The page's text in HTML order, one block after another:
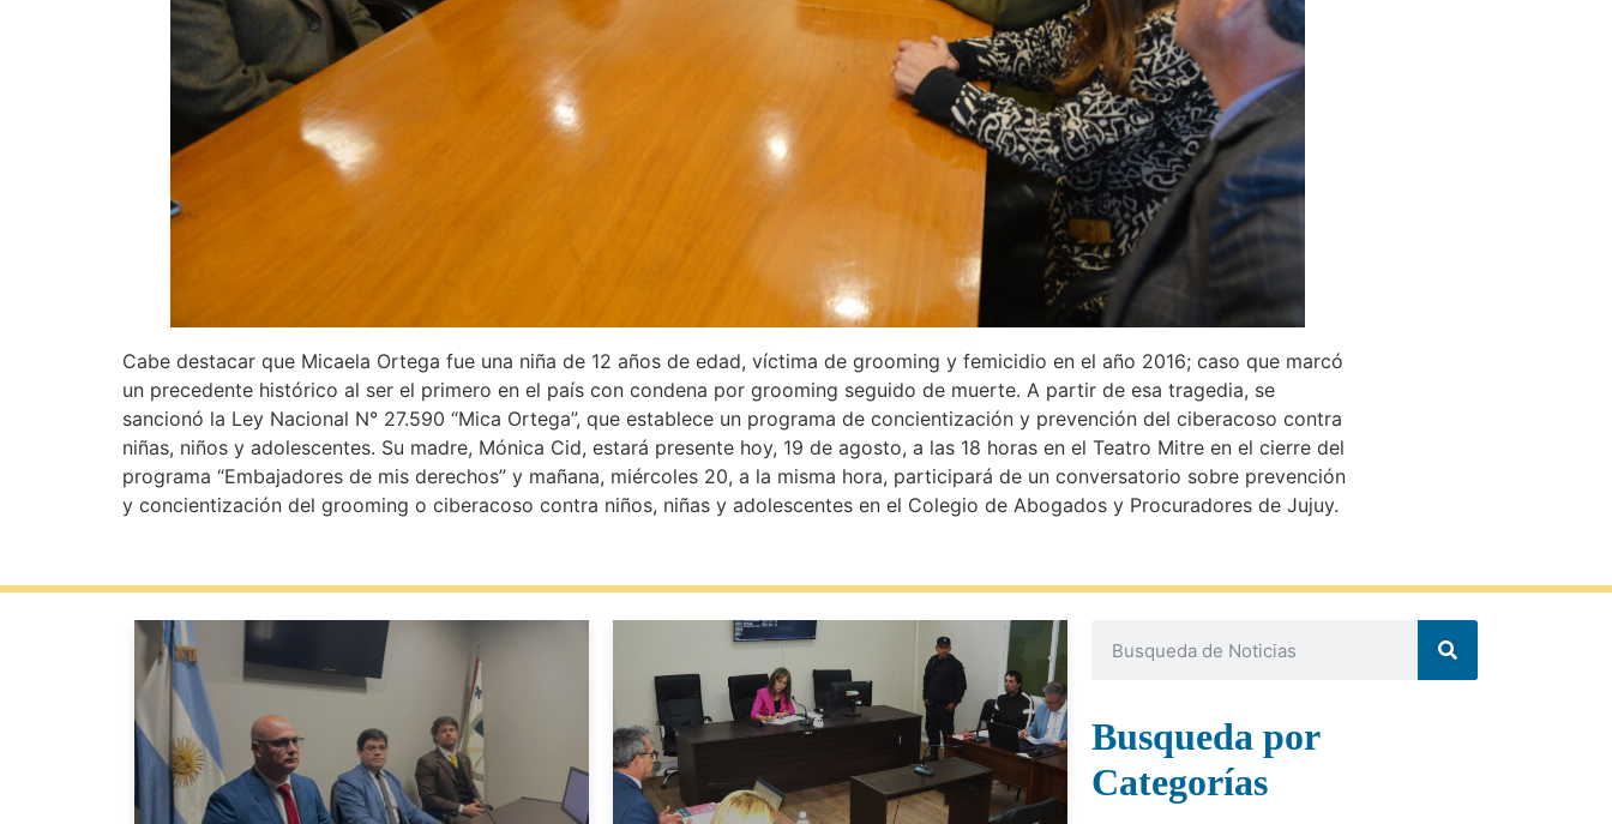
Cabe destacar que Micaela Ortega fue una niña de 12 años de edad, víctima de grooming y femicidio en el año 2016; caso que marcó
un precedente histórico al ser el primero en el país con condena por grooming seguido de muerte. A partir de esa tragedia, se
sancionó la Ley Nacional N° 27.590 “Mica Ortega”, que establece un programa de concientización y prevención del ciberacoso contra
niñas, niños y adolescentes. Su madre, Mónica Cid, estará presente hoy, 19 de agosto, a las 18 horas en el Teatro Mitre en el cierre del
programa “Embajadores de mis derechos” y mañana, miércoles 20, a la misma hora, participará de un conversatorio sobre prevención
y concientización del grooming o ciberacoso contra niños, niñas y adolescentes en el Colegio de Abogados y Procuradores de Jujuy.
Busqueda por
Categorías